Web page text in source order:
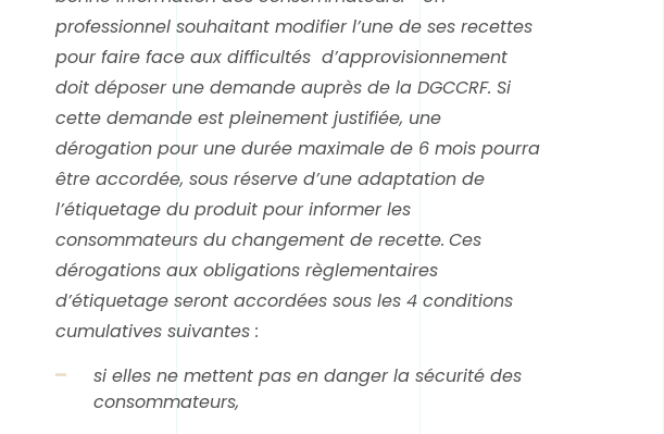
professionnel souhaitant modifier l’une de ses recettes
pour faire face aux difficultés d’approvisionnement
doit déposer une demande auprès de la DGCCRF. Si
cette demande est pleinement justifiée, une
dérogation pour une durée maximale de 6 mois pourra
être accordée, sous réserve d’une adaptation de
l’étiquetage du produit pour informer les
consommateurs du changement de recette. Ces
dérogations aux obligations règlementaires
d’étiquetage seront accordées sous les 4 conditions
cumulatives suivantes :
si elles ne mettent pas en danger la sécurité des
consommateurs,